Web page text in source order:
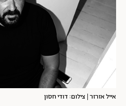
אייל אזרזר | צילום: דודי חסון